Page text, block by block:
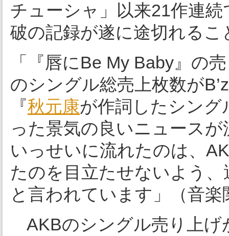
チューシャ」以来21作連
破の記録が遂に途切れるこ
「『唇にBe My Baby』の
のシングル総売上枚数が
『秋元康が作詞したシング
った景気の良いニュース
いっせいに流れたのは、
たのを目立たせないよう
と言われています」（音楽
AKBのシングル売り上げ